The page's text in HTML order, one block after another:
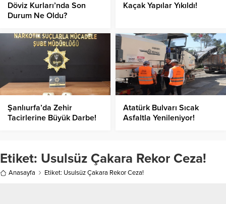
Döviz Kurları’nda Son
Durum Ne Oldu?
Kaçak Yapılar Yıkıldı!
Şanlıurfa’da Zehir
Tacirlerine Büyük Darbe!
Atatürk Bulvarı Sıcak
Asfaltla Yenileniyor!
Etiket: Usulsüz Çakara Rekor Ceza!
Anasayfa Etiket: Usulsüz Çakara Rekor Ceza!